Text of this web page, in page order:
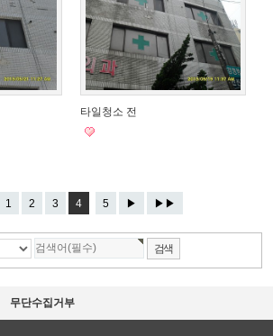
타일청소 전
1 2 3 4 5 ▶ ▶▶
무단수집거부